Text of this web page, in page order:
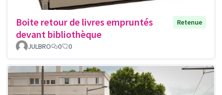
Boite retour de livres empruntés
devant bibliothèque
Retenue
JULBRO 0 0